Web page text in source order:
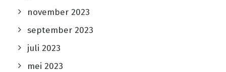
november 2023
september 2023
juli 2023
mei 2023